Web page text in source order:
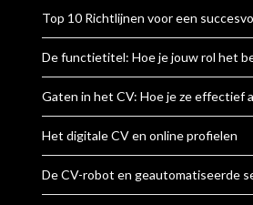
Top 10 Richtlijnen voor een
De functietitel: Hoe je jouw rol het
Gaten in het CV: Hoe je ze effectief
Het digitale CV en online profielen
De CV-robot en geautomatiseerde